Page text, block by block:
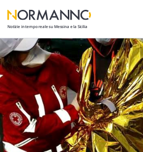
Notizie in tempo reale su Messina e la Sicilia
Attualità
Cronaca
Politica
Cultura
Lavoro